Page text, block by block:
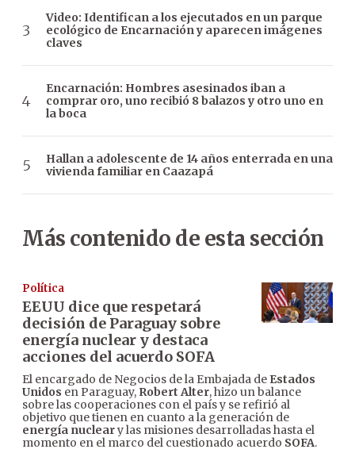
Video: Identifican a los ejecutados en un parque
ecológico de Encarnación y aparecen imágenes
claves
Encarnación: Hombres asesinados iban a
comprar oro, uno recibió 8 balazos y otro uno en
la boca
Hallan a adolescente de 14 años enterrada en una
vivienda familiar en Caazapá
Más contenido de esta sección
Política
EEUU dice que respetará
decisión de Paraguay sobre
energía nuclear y destaca
acciones del acuerdo SOFA
El encargado de Negocios de la Embajada de Estados
Unidos en Paraguay, Robert Alter, hizo un balance
sobre las cooperaciones con el país y se refirió al
objetivo que tienen en cuanto a la generación de
energía nucleary las misiones desarrolladas hasta el
momento en el marco del cuestionado acuerdo SOFA.